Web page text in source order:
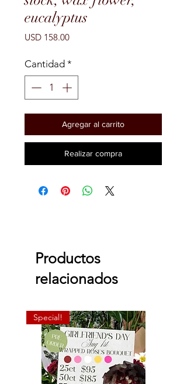
eucalyptus
USD 158.00Precio
Cantidad *
Agregar al carrito
Realizar compra
Productos
relacionados
Special!